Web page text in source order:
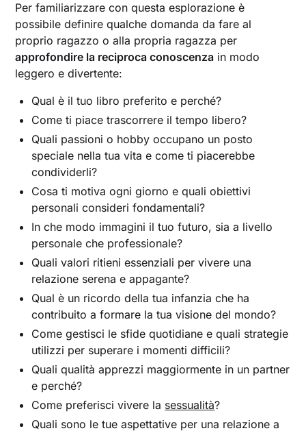
Per familiarizzare con questa esplorazione è
possibile definire qualche domanda da fare al
proprio ragazzo o alla propria ragazza per
approfondire la reciproca conoscenza in modo
leggero e divertente:
Qual è il tuo libro preferito e perché?
Come ti piace trascorrere il tempo libero?
Quali passioni o hobby occupano un posto
speciale nella tua vita e come ti piacerebbe
condividerli?
Cosa ti motiva ogni giorno e quali obiettivi
personali consideri fondamentali?
In che modo immagini il tuo futuro, sia a livello
personale che professionale?
Quali valori ritieni essenziali per vivere una
relazione serena e appagante?
Qual è un ricordo della tua infanzia che ha
contribuito a formare la tua visione del mondo?
Come gestisci le sfide quotidiane e quali strategie
utilizzi per superare i momenti difficili?
Quali qualità apprezzi maggiormente in un partner
e perché?
Come preferisci vivere la sessualità?
Quali sono le tue aspettative per una relazione a